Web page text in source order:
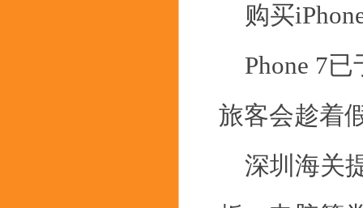
购买
Phone 7已
旅客会趁着
深圳海关